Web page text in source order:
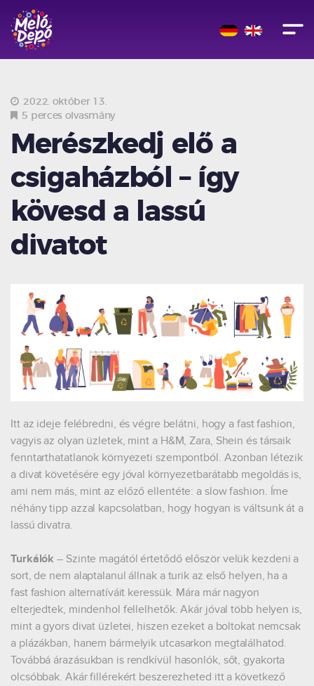
2022. október 13.
5 perces olvasmány
Merészkedj elő a
csigaházból – így
kövesd a lassú
divatot
Itt az ideje felébredni, és végre belátni, hogy a fast fashion,
vagyis az olyan üzletek, mint a H&M, Zara, Shein és társaik
fenntarthatatlanok környezeti szempontból. Azonban létezik
a divat követésére egy jóval környezetbarátabb megoldás is,
ami nem más, mint az előző ellentéte: a slow fashion. Íme
néhány tipp azzal kapcsolatban, hogy hogyan is váltsunk át a
lassú divatra.
Turkálók – Szinte magától értetődő először velük kezdeni a
sort, de nem alaptalanul állnak a turik az első helyen, ha a
fast fashion alternatíváit keressük. Mára már nagyon
elterjedtek, mindenhol fellelhetők. Akár jóval több helyen is,
mint a gyors divat üzletei, hiszen ezeket a boltokat nemcsak
a plázákban, hanem bármelyik utcasarkon megtalálhatod.
Továbbá árazásukban is rendkívül hasonlók, sőt, gyakorta
olcsóbbak. Akár fillérekért beszerezheted itt a következő